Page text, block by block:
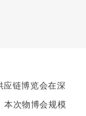
链博览会在深
本次物博会规模